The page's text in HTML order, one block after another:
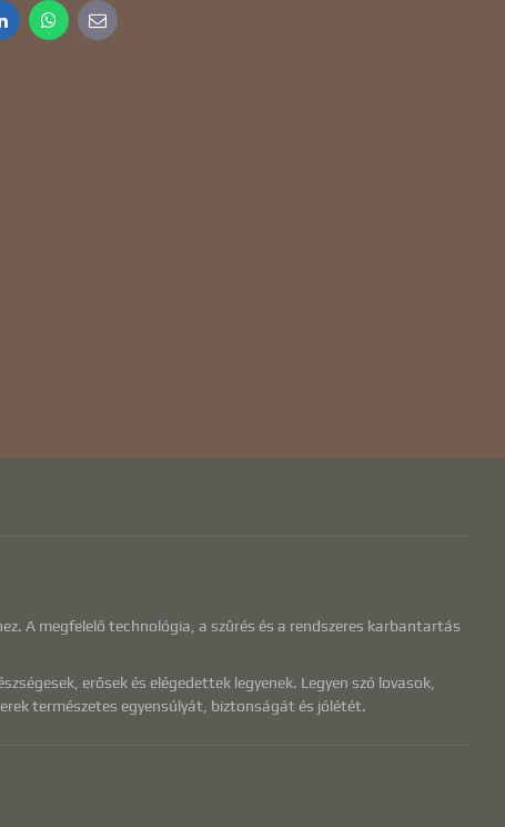
WhatsApp
E-
mail
A megfelelő technológia, a szűrés és a rendszeres karbantartás
erősek és elégedettek legyenek. Legyen szó lovasok,
természetes egyensúlyát, biztonságát és jólétét.